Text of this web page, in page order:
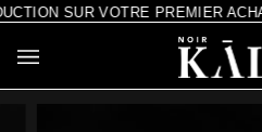
Passer
contenu
SUR VOTRE PREMIER ACHAT